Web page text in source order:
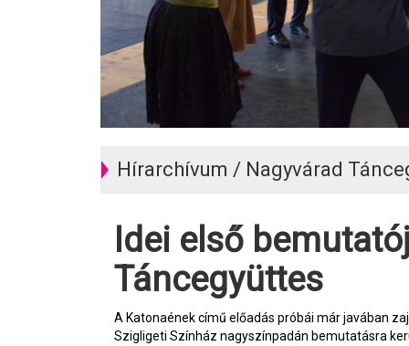
Hírarchívum / Nagyvárad
Táncegyüttes
A Katonaének című előadás próbái már javában
Szigligeti Színház nagyszínpadán bemutatásra